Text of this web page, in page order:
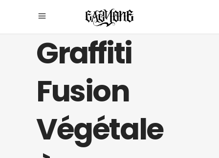
Graffiti
Fusion
Végétale